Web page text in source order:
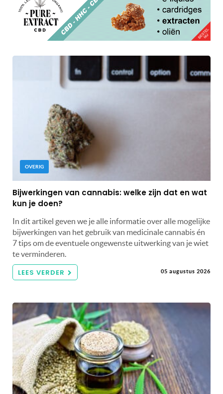
OVERIG
Bijwerkingen van cannabis: welke zijn dat en wat
kun je doen?
In dit artikel geven we je alle informatie over alle mogelijke
bijwerkingen van het gebruik van medicinale cannabis én
7 tips om de eventuele ongewenste uitwerking van je wiet
te verminderen.
LEES VERDER 05 augustus 2026